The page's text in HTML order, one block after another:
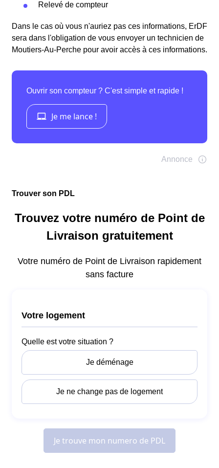
Relevé de compteur
Dans le cas où vous n'auriez pas ces informations, ErDF
sera dans l'obligation de vous envoyer un technicien de
Moutiers-Au-Perche pour avoir accès à ces informations.
Trouver son PDL